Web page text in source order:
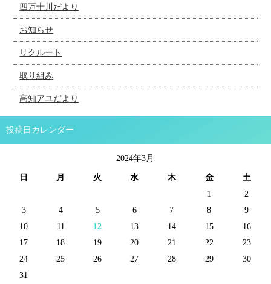
四万十川だより
お知らせ
リクルート
取り組み
高知アユだより
投稿日カレンダー
2024年3月
日 月 火 水 木 金
土
1
2
3
4 5 6 7 8
9
10
11 12 13 14 15
16
17
18 19 20 21 22
23
24
25 26 27 28 29
30
31